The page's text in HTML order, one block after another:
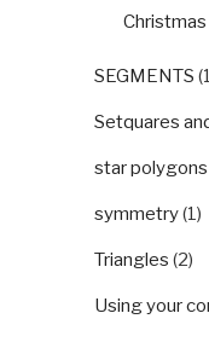
SEGMENTS
Setquares
star polygons
symmetry(1)
Triangles (2)
Using your